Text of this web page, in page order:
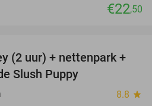
€22,50
46%
(2 uur) + nettenpark +
Slush Puppy
8.8 star